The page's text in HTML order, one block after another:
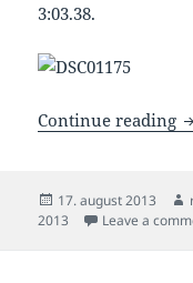
3:03.38.
Continue reading
Posted
on
17. august 2013
2013
Leave a